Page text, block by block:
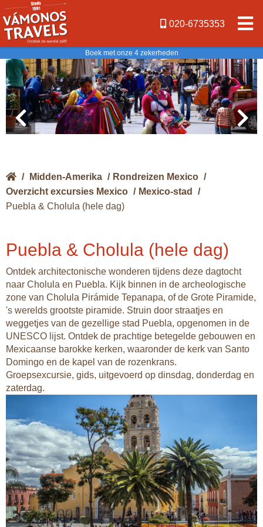
020-6735353
Boek met onze 4 zekerheden
/ Midden-Amerika / Rondreizen Mexico /
Overzicht excursies Mexico / Mexico-stad
/
Puebla & Cholula (hele dag)
Puebla & Cholula (hele dag)
Ontdek architectonische wonderen tijdens deze dagtocht
naar Cholula en Puebla. Kijk binnen in de archeologische
zone van Cholula Pirámide Tepanapa, of de Grote Piramide,
's werelds grootste piramide. Struin door straatjes en
weggetjes van de gezellige stad Puebla, opgenomen in de
UNESCO lijst. Ontdek de prachtige betegelde gebouwen en
Mexicaanse barokke kerken, waaronder de kerk van Santo
Domingo en de kapel van de rozenkrans.
Groepsexcursie, gids, uitgevoerd op dinsdag, donderdag en
zaterdag.